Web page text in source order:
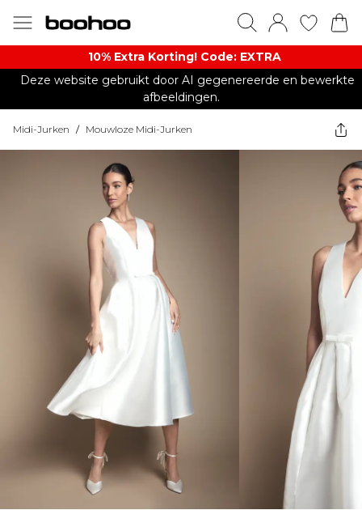
10% Extra Korting! Code: EXTRA​
Deze website gebruikt door AI gegenereerde en bewerkte
afbeeldingen.
Midi-Jurken / Mouwloze Midi-Jurken